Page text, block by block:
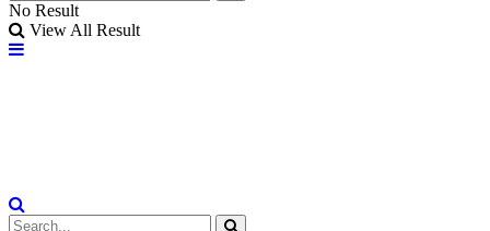
No Result
View All Result